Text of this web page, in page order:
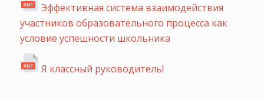
Эффективная система взаимодействия
участников образовательного процесса как
условие успешности школьника
Я классный руководитель!